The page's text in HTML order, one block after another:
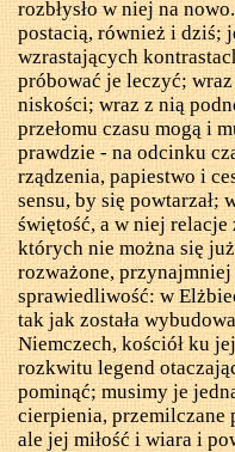
rozbłysło w niej na
postacią, również i dziś;
wzrastających
próbować je leczyć;
niskości; wraz z nią
przełomu czasu mogą i
prawdzie - na odcinku
rządzenia, papiestwo i
sensu, by się powtarzał;
świętość, a w niej
których nie można się
rozważone,
sprawiedliwość: w
tak jak została
Niemczech, kościół ku
rozkwitu legend
pominąć; musimy je
cierpienia, przemilczane
ale jej miłość i wiara i